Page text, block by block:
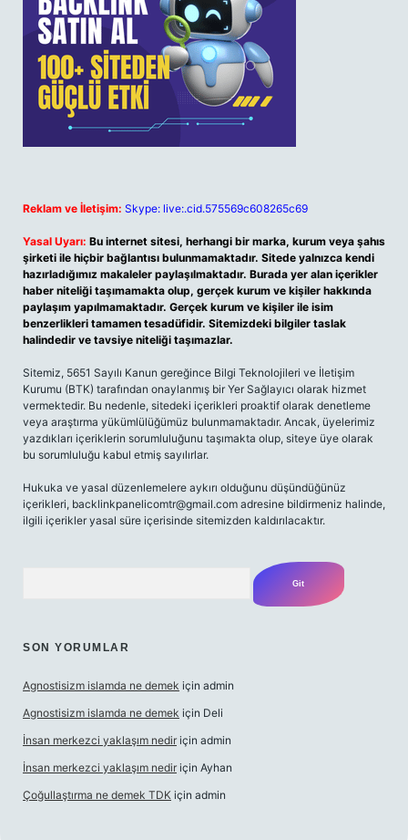
Reklam ve İletişim: Skype: live:.cid.575569c608265c69
Yasal Uyarı: Bu internet sitesi, herhangi bir marka, kurum veya şahıs
şirketi ile hiçbir bağlantısı bulunmamaktadır. Sitede yalnızca kendi
hazırladığımız makaleler paylaşılmaktadır. Burada yer alan içerikler
haber niteliği taşımamakta olup, gerçek kurum ve kişiler hakkında
paylaşım yapılmamaktadır. Gerçek kurum ve kişiler ile isim
benzerlikleri tamamen tesadüfidir. Sitemizdeki bilgiler taslak
halindedir ve tavsiye niteliği taşımazlar.
Sitemiz, 5651 Sayılı Kanun gereğince Bilgi Teknolojileri ve İletişim
Kurumu (BTK) tarafından onaylanmış bir Yer Sağlayıcı olarak hizmet
vermektedir. Bu nedenle, sitedeki içerikleri proaktif olarak denetleme
veya araştırma yükümlülüğümüz bulunmamaktadır. Ancak, üyelerimiz
yazdıkları içeriklerin sorumluluğunu taşımakta olup, siteye üye olarak
bu sorumluluğu kabul etmiş sayılırlar.
Hukuka ve yasal düzenlemelere aykırı olduğunu düşündüğünüz
içerikleri, backlinkpanelicomtr@gmail.com adresine bildirmeniz halinde,
ilgili içerikler yasal süre içerisinde sitemizden kaldırılacaktır.
SON YORUMLAR
Agnostisizm islamda ne demek için admin
Agnostisizm islamda ne demek için Deli
İnsan merkezci yaklaşım nedir için admin
İnsan merkezci yaklaşım nedir için Ayhan
Çoğullaştırma ne demek TDK için admin